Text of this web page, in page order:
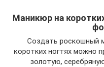
Маникюр на
Создать роскошный
коротких ногтях можно
золотую,